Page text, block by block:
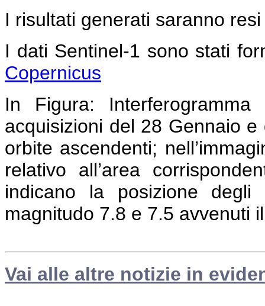
I risultati generati saranno
I dati Sentinel-1 sono stati
Copernicus
In Figura:
acquisizioni del 28 Gennaio
orbite ascendenti;
relativo all’area
indicano la posizione
magnitudo 7.8 e 7.5 avvenuti
Vai alle altre notizie in